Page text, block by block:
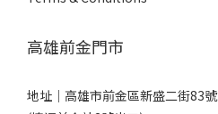
高雄前金門市
地址｜ 高雄市前金區新盛二街83號